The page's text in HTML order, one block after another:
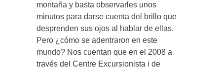
montaña y basta observarles unos
minutos para darse cuenta del brillo que
desprenden sus ojos al hablar de ellas.
Pero ¿cómo se adentraron en este
mundo? Nos cuentan que en el 2008 a
través del Centre Excursionista i de